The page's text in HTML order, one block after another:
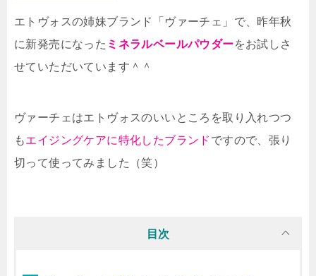
エトヴォスの姉妹ブランド「ヴァーチェ」で、昨年秋
に新発売になった ミネラルベールパウダーをお試しさ
せていただいています＾＾
ヴァーチェはエトヴォスのいいところを取り入れつつ
もエイジングケアに特化したブランド ですので、張り
切って使ってみました（笑）
目次